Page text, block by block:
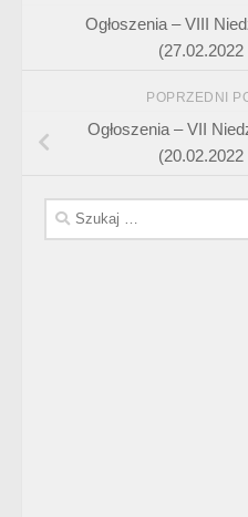
Ogłoszenia – VIII
(27.02.2022
POPRZEDNI
Ogłoszenia – VII
(20.02.2022
Szukaj: